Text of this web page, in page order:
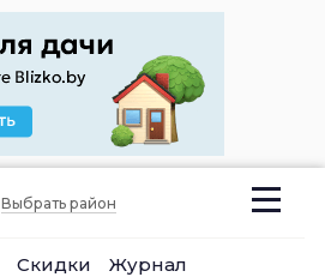
Выбрать район
Скидки Журнал